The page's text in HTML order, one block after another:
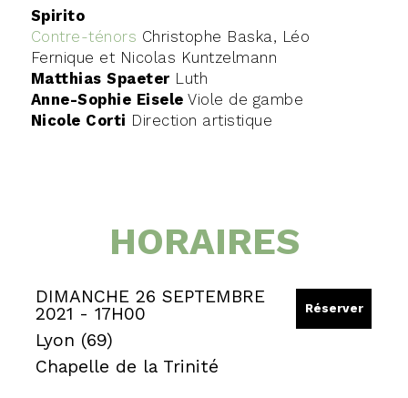
Spirito
Contre-ténors Christophe Baska, Léo
Fernique et Nicolas Kuntzelmann
Matthias Spaeter Luth
Anne-Sophie Eisele Viole de gambe
Nicole Corti Direction artistique
HORAIRES
DIMANCHE 26 SEPTEMBRE
2021 - 17H00
Lyon (69)
Chapelle de la Trinité
Réserver